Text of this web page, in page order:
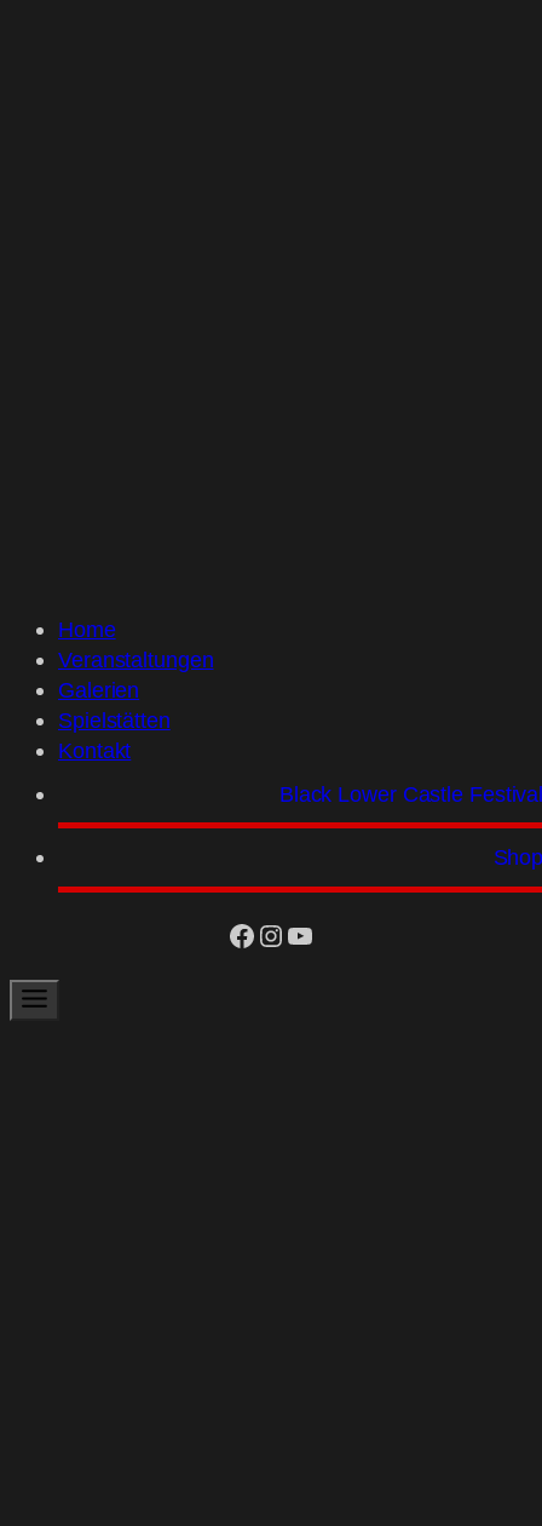
Home
Veranstaltungen
Galerien
Spielstätten
Kontakt
Black Lower Castle
facebook
Instagram
YouTube